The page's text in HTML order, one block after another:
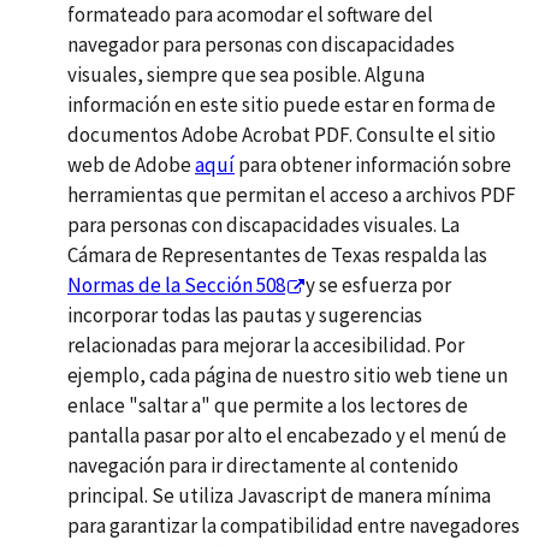
formateado para acomodar el software del
navegador para personas con discapacidades
visuales, siempre que sea posible. Alguna
información en este sitio puede estar en forma de
documentos Adobe Acrobat PDF. Consulte el sitio
web de Adobeaquípara obtener información sobre
herramientas que permitan el acceso a archivos PDF
para personas con discapacidades visuales. La
Cámara de Representantes de Texas respalda las
Normas de la Sección 508
y se esfuerza por
incorporar todas las pautas y sugerencias
relacionadas para mejorar la accesibilidad. Por
ejemplo, cada página de nuestro sitio web tiene un
enlace "saltar a" que permite a los lectores de
pantalla pasar por alto el encabezado y el menú de
navegación para ir directamente al contenido
principal. Se utiliza Javascript de manera mínima
para garantizar la compatibilidad entre navegadores